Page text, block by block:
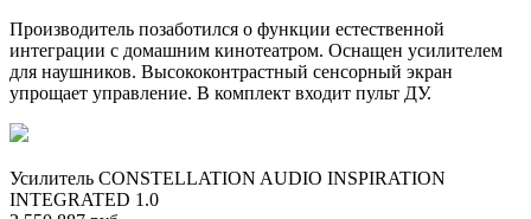
Производитель позаботился о функции естественной
интеграции с домашним кинотеатром. Оснащен усилителем
для наушников. Высококонтрастный сенсорный экран
упрощает управление. В комплект входит пульт ДУ.
Усилитель CONSTELLATION AUDIO INSPIRATION
INTEGRATED 1.0